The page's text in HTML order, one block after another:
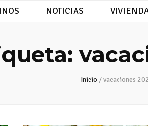
NOTICIAS
Inicio / vacaciones